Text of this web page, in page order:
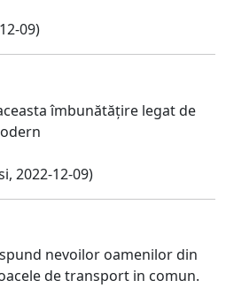
09)
îmbunătățire legat de
2022-12-09)
nevoilor oamenilor din
de transport in comun.